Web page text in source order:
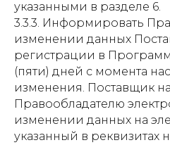
указанными в разделе 6.
3.3.3. Информировать
изменении данных
регистрации в
(пяти) дней с момента
изменения. Поставщик
Правообладателю
изменении данных на
указанный в реквизитах